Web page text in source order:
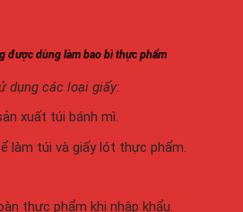
được dùng làm bao bì thực phẩm
dụng các loại giấy:
xuất túi bánh mì.
làm túi và giấy lót thực phẩm.
thực phẩm khi nhập khẩu.